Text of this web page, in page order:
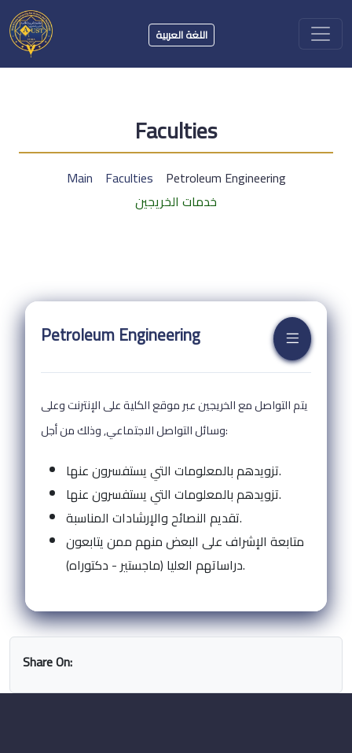
اللغة العربية
Faculties
Main Faculties Petroleum Engineering
خدمات الخريجين
Petroleum Engineering
يتم التواصل مع الخريجين عبر موقع الكلية على الإنترنت وعلى
وسائل التواصل الاجتماعي, وذلك من أجل:
تزويدهم بالمعلومات التي يستفسرون عنها.
تزويدهم بالمعلومات التي يستفسرون عنها.
تقديم النصائح والإرشادات المناسبة.
متابعة الإشراف على البعض منهم ممن يتابعون
دراساتهم العليا (ماجستير - دكتوراه).
Share On: